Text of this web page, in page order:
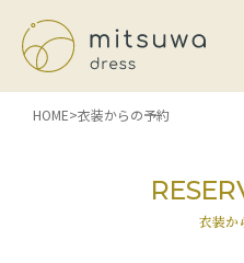
HOME 衣装からの予約
衣装か